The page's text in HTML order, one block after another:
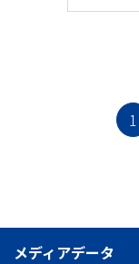
1
メディアデータ